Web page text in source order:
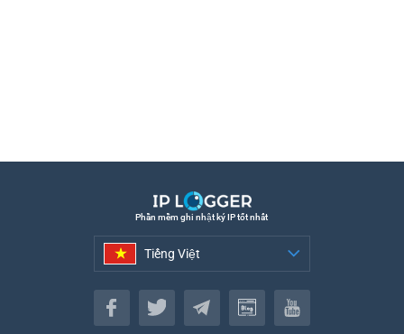
Phần mềm ghi nhật ký IP tốt nhất
Tiếng Việt
Tiếng Việt